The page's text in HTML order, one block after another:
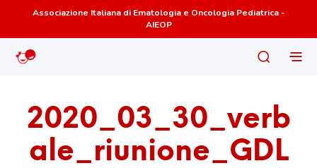
Associazione Italiana di Ematologia e Oncologia Pediatrica -
AIEOP
2020_03_30_verb
ale_riunione_GDL